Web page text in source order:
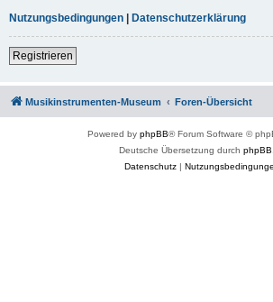
Nutzungsbedingungen | Datenschutzerklärung
Registrieren
Musikinstrumenten-Museum Foren-Übersicht
Powered by phpBB® Forum Software ©
Deutsche Übersetzung durch
Datenschutz|